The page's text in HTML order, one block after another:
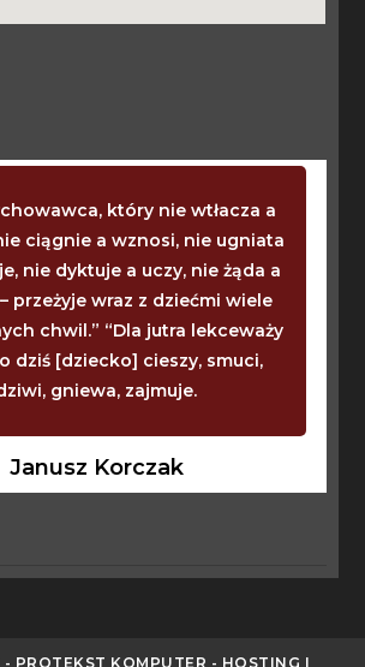
który nie wtłacza a
ciągnie a wznosi, nie ugniata
nie dyktuje a uczy, nie żąda a
przeżyje wraz z dziećmi wiele
chwil.” “Dla jutra lekceważy
dziś [dziecko] cieszy, smuci,
gniewa, zajmuje.
Janusz Korczak
PROTEKST KOMPUTER - HOSTING I